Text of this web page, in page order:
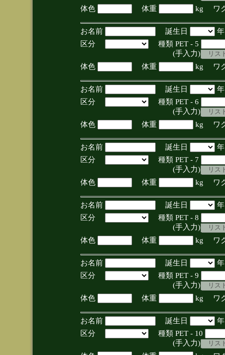
体色
体重 kg ワ
お名前 誕生日
区分
種類 PET - 5
(手入力)
体色
体重 kg ワ
お名前 誕生日
区分
種類 PET - 6
(手入力)
体色
体重 kg ワ
お名前 誕生日
区分
種類 PET - 7
(手入力)
体色
体重 kg ワ
お名前 誕生日
区分
種類 PET - 8
(手入力)
体色
体重 kg ワ
お名前 誕生日
区分
種類 PET - 9
(手入力)
体色
体重 kg ワ
お名前 誕生日
区分
種類 PET - 10
(手入力)